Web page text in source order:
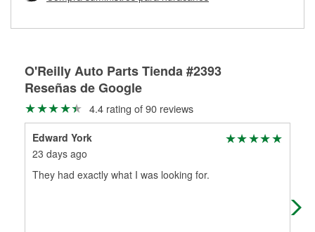
partes de reemplazo correctas para tu reparación.
O'Reilly Auto Parts Tienda #2393
Reseñas de Google
4.4 rating of 90 reviews
Edward York
23 days ago
They had exactly what I was looking for.